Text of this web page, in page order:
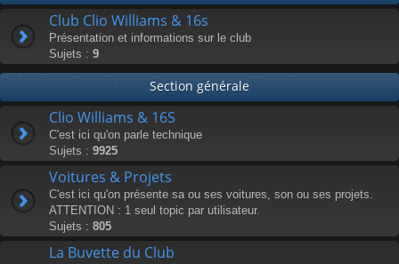
Club Clio Williams & 16s
Présentation et informations sur le club
Sujets : 9
Section générale
Clio Williams & 16S
C'est ici qu'on parle technique
Sujets : 9925
Voitures & Projets
C'est ici qu'on présente sa ou ses voitures, son ou ses projets.
ATTENTION : 1 seul topic par utilisateur.
Sujets : 805
La Buvette du Club